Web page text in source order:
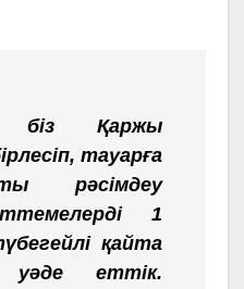
біз Қаржы
тауарға
рәсімдеу
1
қайта
еттік.